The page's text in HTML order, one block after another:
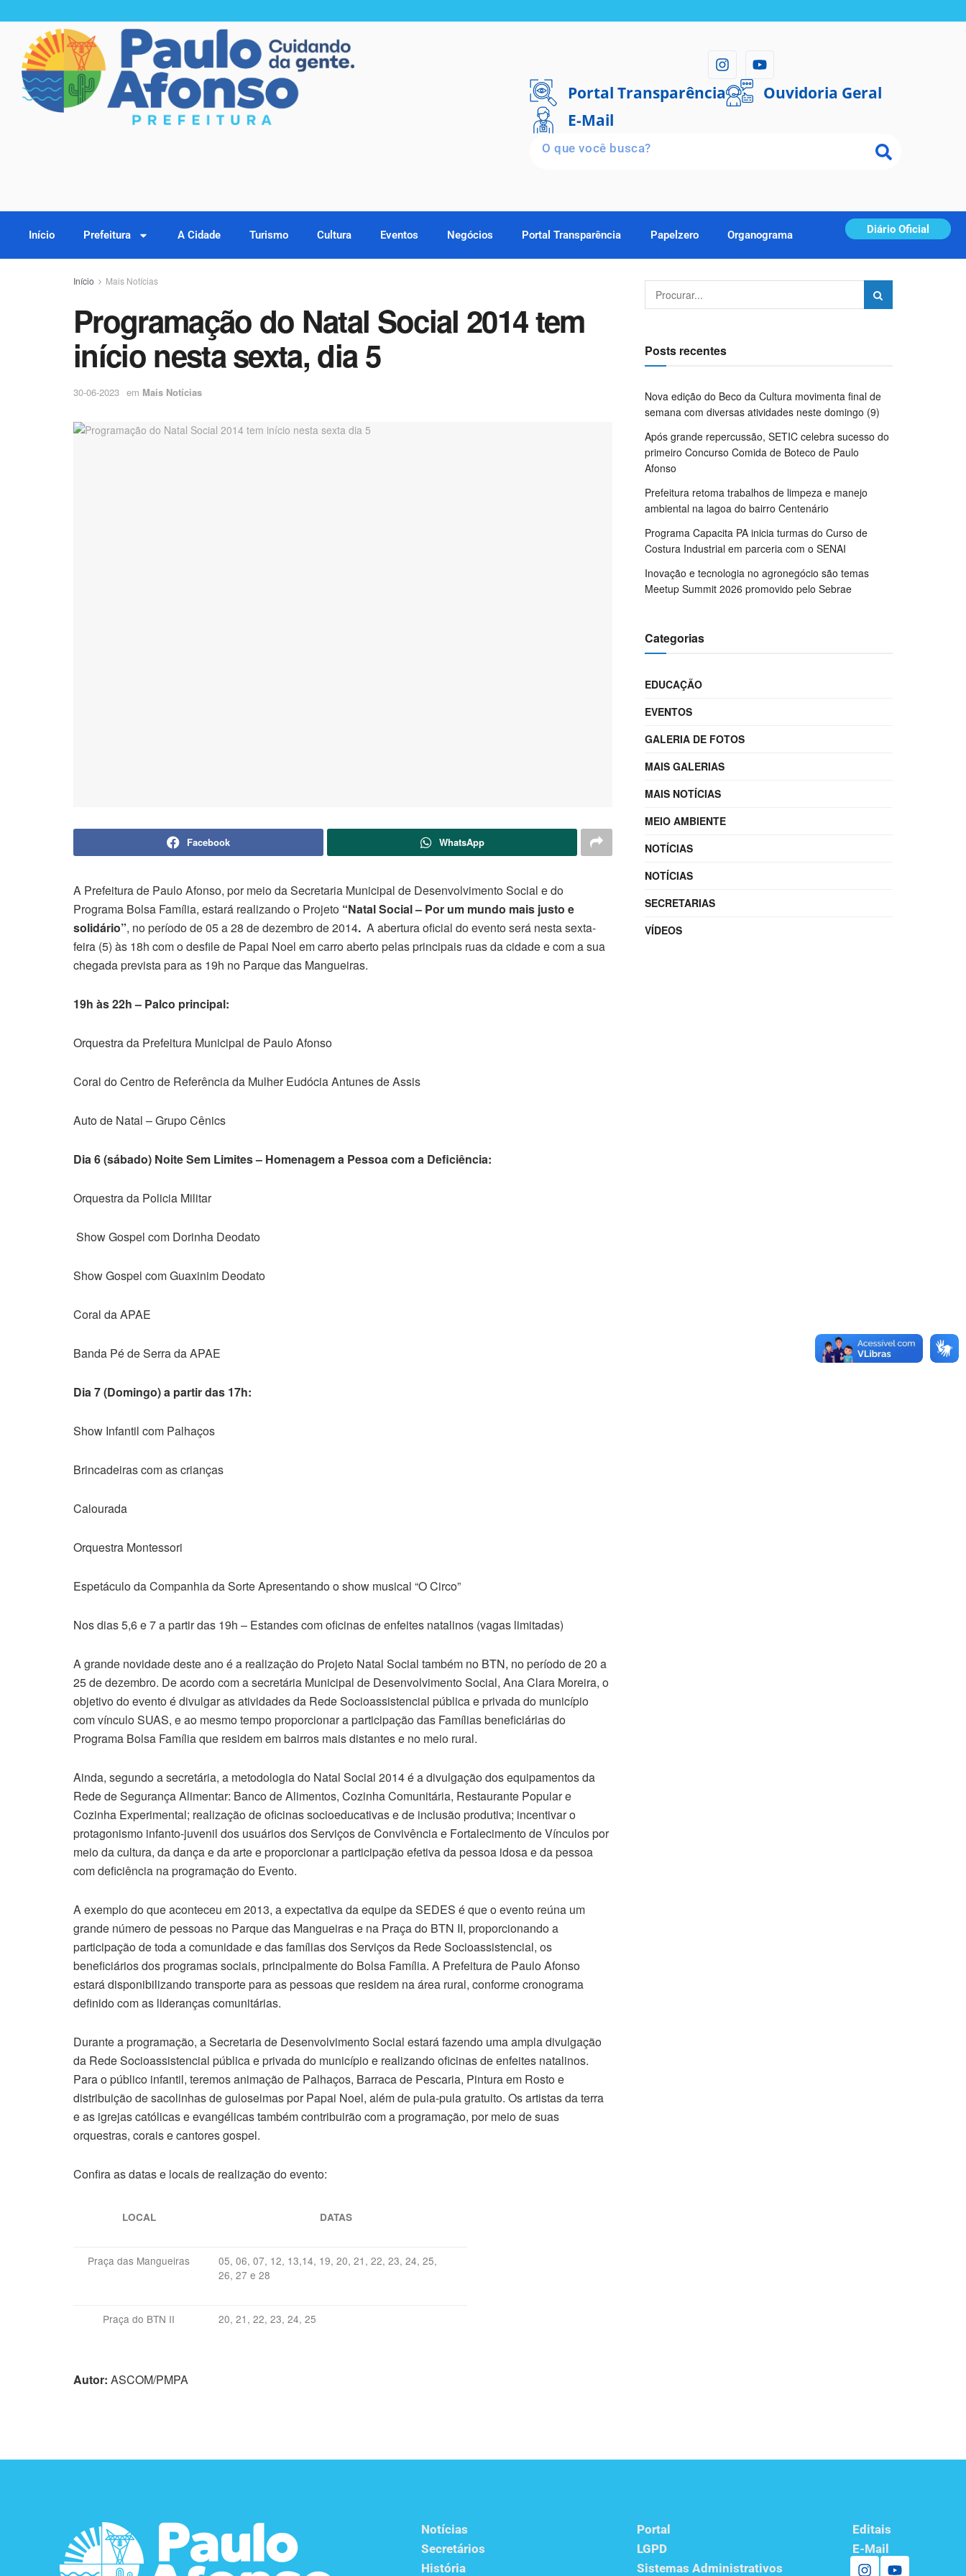
Portal Transparência
Ouvidoria Geral
E-Mail
Início Prefeitura A Cidade Turismo Cultura Eventos Negócios Portal Transparência Papelzero Organograma Diário Oficial
Início Mais Notícias
Programação do Natal Social 2014 tem
início nesta sexta, dia 5
30-06-2023 em Mais Notícias
Facebook WhatsApp
A Prefeitura de Paulo Afonso, por meio da Secretaria Municipal de Desenvolvimento Social e do
Programa Bolsa Família, estará realizando o Projeto “Natal Social – Por um mundo mais justo e
solidário”, no período de 05 a 28 de dezembro de 2014. A abertura oficial do evento será nesta sexta-
feira (5) às 18h com o desfile de Papai Noel em carro aberto pelas principais ruas da cidade e com a sua
chegada prevista para as 19h no Parque das Mangueiras.
19h às 22h – Palco principal:
Orquestra da Prefeitura Municipal de Paulo Afonso
Coral do Centro de Referência da Mulher Eudócia Antunes de Assis
Auto de Natal – Grupo Cênics
Dia 6 (sábado) Noite Sem Limites – Homenagem a Pessoa com a Deficiência:
Orquestra da Policia Militar
Show Gospel com Dorinha Deodato
Show Gospel com Guaxinim Deodato
Coral da APAE
Banda Pé de Serra da APAE
Dia 7 (Domingo) a partir das 17h:
Show Infantil com Palhaços
Brincadeiras com as crianças
Calourada
Orquestra Montessori
Espetáculo da Companhia da Sorte Apresentando o show musical “O Circo”
Nos dias 5,6 e 7 a partir das 19h – Estandes com oficinas de enfeites natalinos (vagas limitadas)
A grande novidade deste ano é a realização do Projeto Natal Social também no BTN, no período de 20 a
25 de dezembro. De acordo com a secretária Municipal de Desenvolvimento Social, Ana Clara Moreira, o
objetivo do evento é divulgar as atividades da Rede Socioassistencial pública e privada do município
com vínculo SUAS, e ao mesmo tempo proporcionar a participação das Famílias beneficiárias do
Programa Bolsa Família que residem em bairros mais distantes e no meio rural.
Ainda, segundo a secretária, a metodologia do Natal Social 2014 é a divulgação dos equipamentos da
Rede de Segurança Alimentar: Banco de Alimentos, Cozinha Comunitária, Restaurante Popular e
Cozinha Experimental; realização de oficinas socioeducativas e de inclusão produtiva; incentivar o
protagonismo infanto-juvenil dos usuários dos Serviços de Convivência e Fortalecimento de Vínculos por
meio da cultura, da dança e da arte e proporcionar a participação efetiva da pessoa idosa e da pessoa
com deficiência na programação do Evento.
A exemplo do que aconteceu em 2013, a expectativa da equipe da SEDES é que o evento reúna um
grande número de pessoas no Parque das Mangueiras e na Praça do BTN II, proporcionando a
participação de toda a comunidade e das famílias dos Serviços da Rede Socioassistencial, os
beneficiários dos programas sociais, principalmente do Bolsa Família. A Prefeitura de Paulo Afonso
estará disponibilizando transporte para as pessoas que residem na área rural, conforme cronograma
definido com as lideranças comunitárias.
Durante a programação, a Secretaria de Desenvolvimento Social estará fazendo uma ampla divulgação
da Rede Socioassistencial pública e privada do município e realizando oficinas de enfeites natalinos.
Para o público infantil, teremos animação de Palhaços, Barraca de Pescaria, Pintura em Rosto e
distribuição de sacolinhas de guloseimas por Papai Noel, além de pula-pula gratuito. Os artistas da terra
e as igrejas católicas e evangélicas também contribuirão com a programação, por meio de suas
orquestras, corais e cantores gospel.
Confira as datas e locais de realização do evento:
LOCAL DATAS
Praça das Mangueiras
05, 06, 07, 12, 13,14, 19, 20, 21, 22, 23, 24, 25,
26, 27 e 28
Praça do BTN II 20, 21, 22, 23, 24, 25
Autor: ASCOM/PMPA
Posts recentes
Nova edição do Beco da Cultura movimenta final de
semana com diversas atividades neste domingo (9)
Após grande repercussão, SETIC celebra sucesso do
primeiro Concurso Comida de Boteco de Paulo
Afonso
Prefeitura retoma trabalhos de limpeza e manejo
ambiental na lagoa do bairro Centenário
Programa Capacita PA inicia turmas do Curso de
Costura Industrial em parceria com o SENAI
Inovação e tecnologia no agronegócio são temas
Meetup Summit 2026 promovido pelo Sebrae
Categorias
EDUCAÇÃO
EVENTOS
GALERIA DE FOTOS
MAIS GALERIAS
MAIS NOTÍCIAS
MEIO AMBIENTE
NOTÍCIAS
NOTÍCIAS
SECRETARIAS
VÍDEOS
Notícias
Secretários
História
Portal
LGPD
Sistemas Administrativos
Editais
E-Mail